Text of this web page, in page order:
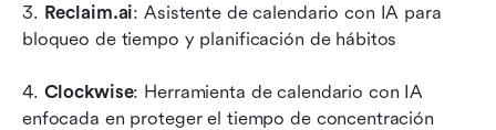
3. Reclaim.ai: Asistente de calendario con IA para
bloqueo de tiempo y planificación de hábitos
4. Clockwise: Herramienta de calendario con IA
enfocada en proteger el tiempo de concentración